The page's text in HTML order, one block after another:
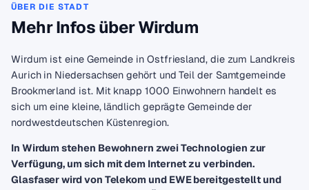
ÜBER DIE STADT
Mehr Infos über Wirdum
Wirdum ist eine Gemeinde in Ostfriesland, die zum Landkreis
Aurich in Niedersachsen gehört und Teil der Samtgemeinde
Brookmerland ist. Mit knapp 1000 Einwohnern handelt es
sich um eine kleine, ländlich geprägte Gemeinde der
nordwestdeutschen Küstenregion.
In Wirdum stehen Bewohnern zwei Technologien zur
Verfügung, um sich mit dem Internet zu verbinden.
Glasfaser wird von Telekom und EWE bereitgestellt und